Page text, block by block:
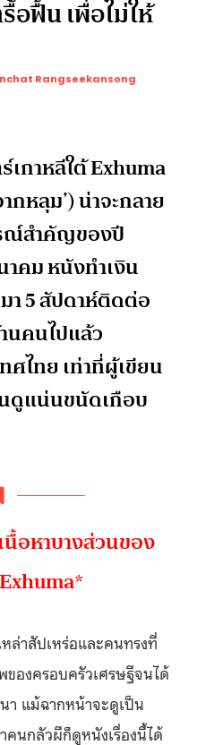
ฟื้น เพื่อไม่ให้
Rangseekansong
กาหลีใต้ Exhuma
หลุม’) น่าจะกลาย
ณ์สำคัญของปี
คม หนังทำเงิน
า 5 สัปดาห์ติดต่อ
นคนไปแล้ว
ศไทย เท่าที่ผู้เขียน
ดูแน่นขนัดเกือบ
อหาบางส่วนของ
ล่าสัปเหร่อและคนทรงที่
องครอบครัวเศรษฐีจนได้
า แม้ฉากหน้าจะดูเป็น
คนกลัวผีก็ดูหนังเรื่องนี้ได้